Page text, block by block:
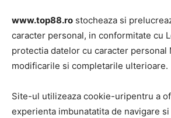
www.top88.ro stocheaza si
caracter personal, in conformitate cu
protectia datelor cu caracter personal
modificarile si completarile ulterioare.
Site-ul utilizeaza cookie-uripentru a
experienta imbunatatita de navigare